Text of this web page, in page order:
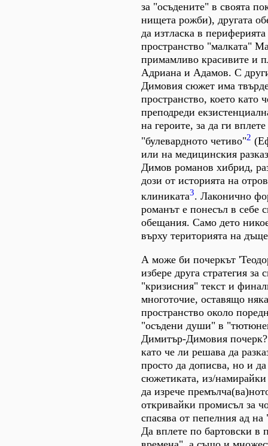
за "осъдените" в своята
нищета рожби), другата
да изтласка в
пространство "малката"
примамливо красивите и
Адриана и Адамов. С
Димовия сюжет има
пространство, което като
преподреди
на героите, за да ги
"булевардното четиво"2
или на медицинския
Димов романов хибрид,
дози от историята на
клиниката3. Лаконично
романът е понесъл в себе
обещания. Само дето
върху територията на
А може би почеркът
избере друга стратегия за
"кризисния" текст и
многоточие, оставящо
пространство около
"осъдени души" в
Димитър-Димовия
като че ли решава да
просто да дописва, но и
сюжетиката, из/
да изрече
откривайки промисъл за
спасява от пепелния ад
Да вплете по бартовски в